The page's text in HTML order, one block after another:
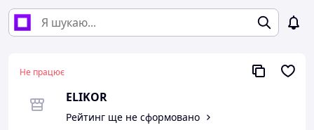
Не працює
ELIKOR
Рейтинг ще не сформовано